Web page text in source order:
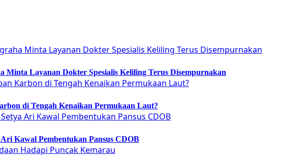
Minta Layanan Dokter Spesialis Keliling Terus Disempurnakan
di Tengah Kenaikan Permukaan Laut?
Kawal Pembentukan Pansus CDOB